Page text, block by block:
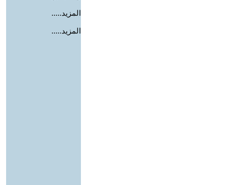
المزيد.....
المزيد.....